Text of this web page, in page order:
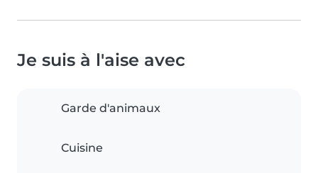
Je suis à l'aise avec
Garde d'animaux
Cuisine